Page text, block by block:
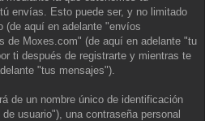
envías. Esto puede ser, y no limitado
(de aquí en adelante "envíos
de Moxes.com" (de aquí en adelante "tu
ti después de registrarte y mientras te
"tus mensajes").
de un nombre único de identificación
usuario"), una contraseña personal